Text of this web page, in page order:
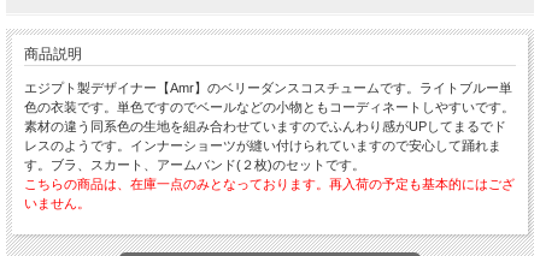
商品説明
エジプト製デザイナー【Amr】のベリーダンスコスチュームです。ライトブルー単
色の衣装です。単色ですのでベールなどの小物ともコーディネートしやすいです。
素材の違う同系色の生地を組み合わせていますのでふんわり感がUPしてまるでド
レスのようです。インナーショーツが縫い付けられていますので安心して踊れま
す。ブラ、スカート、アームバンド(２枚)のセットです。
こちらの商品は、在庫一点のみとなっております。再入荷の予定も基本的にはござ
いません。